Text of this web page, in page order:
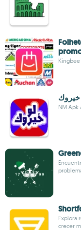
Kingbee
خيروك
NM Apk
Explora
crecer